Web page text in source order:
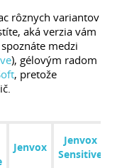
rôznych variantov
aká verzia vám
medzi
), gélovým radom
, pretože
Jenvox
Jenvox
Sensitive